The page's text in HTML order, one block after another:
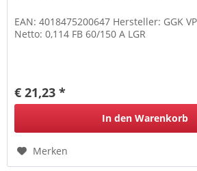
EAN: 4018475200647 Hersteller: GGK
Netto: 0,114 FB 60/150 A LGR
€ 21,23 *
In den Warenkorb
Merken